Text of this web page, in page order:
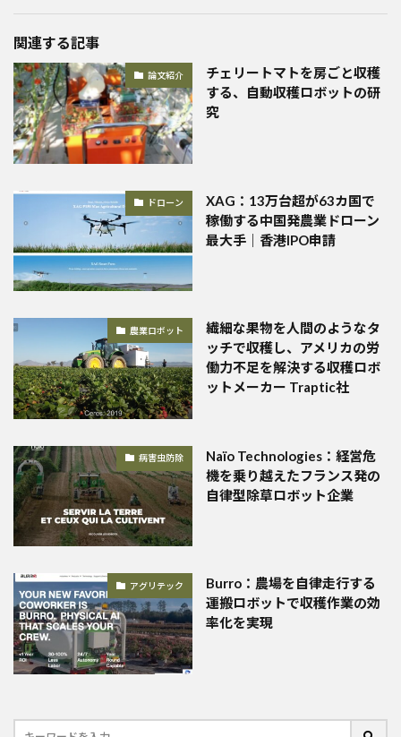
関連する記事
論文紹介
チェリートマトを房ごと収穫
する、自動収穫ロボットの研
究
ドローン
XAG：13万台超が63カ国で
稼働する中国発農業ドローン
最大手｜香港IPO申請
農業ロボット
繊細な果物を人間のようなタ
ッチで収穫し、アメリカの労
働力不足を解決する収穫ロボ
ットメーカー Traptic社
病害虫防除
Naïo Technologies：経営危
機を乗り越えたフランス発の
自律型除草ロボット企業
アグリテック
Burro：農場を自律走行する
運搬ロボットで収穫作業の効
率化を実現